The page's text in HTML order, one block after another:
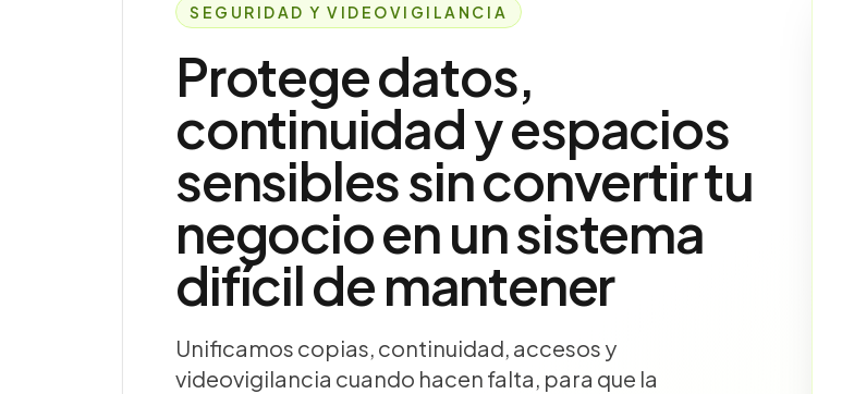
SEGURIDAD Y VIDEOVIGILANCIA
Protege datos,
continuidad y espacios
sensibles sin convertir tu
negocio en un sistema
difícil de mantener
Unificamos copias, continuidad, accesos y
videovigilancia cuando hacen falta, para que la